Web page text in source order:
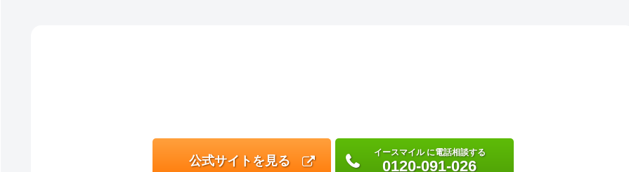
公式サイトを見る
イースマイル に電話相談する
0120-091-026